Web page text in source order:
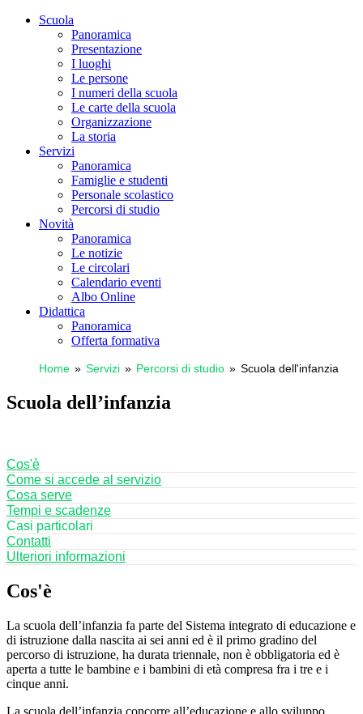
Scuola
Panoramica
Presentazione
I luoghi
Le persone
I numeri della scuola
Le carte della scuola
Organizzazione
La storia
Servizi
Panoramica
Famiglie e studenti
Personale scolastico
Percorsi di studio
Novità
Panoramica
Le notizie
Le circolari
Calendario eventi
Albo Online
Didattica
Panoramica
Offerta formativa
Home Servizi Percorsi di studio Scuola dell'infanzia
Scuola dell’infanzia
Cos'è
Come si accede al servizio
Cosa serve
Tempi e scadenze
Casi particolari
Contatti
Ulteriori informazioni
Cos'è
La scuola dell’infanzia fa parte del Sistema integrato di educazione e
di istruzione dalla nascita ai sei anni ed è il primo gradino del
percorso di istruzione, ha durata triennale, non è obbligatoria ed è
aperta a tutte le bambine e i bambini di età compresa fra i tre e i
cinque anni.